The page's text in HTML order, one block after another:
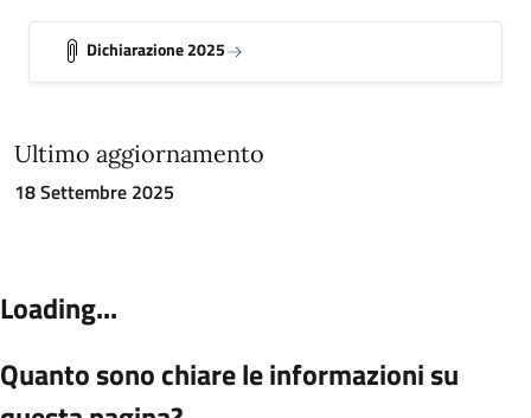
Dichiarazione 2025
Ultimo aggiornamento
18 Settembre 2025